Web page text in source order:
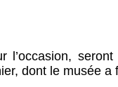
l’occasion,
dont le musée a